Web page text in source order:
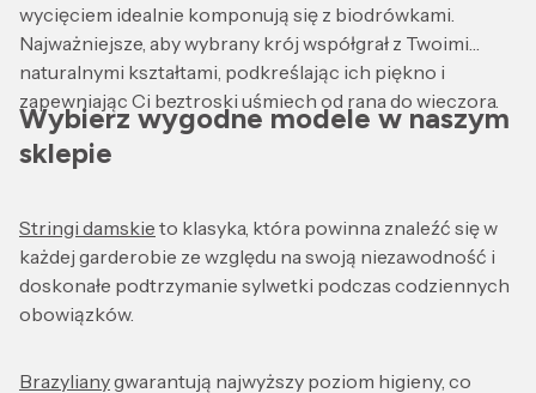
wycięciem idealnie komponują się z biodrówkami.
Najważniejsze, aby wybrany krój współgrał z Twoimi
naturalnymi kształtami, podkreślając ich piękno i
zapewniając Ci beztroski uśmiech od rana do wieczora.
Wybierz wygodne modele w naszym
sklepie
Stringi damskie to klasyka, która powinna znaleźć się w
każdej garderobie ze względu na swoją niezawodność i
doskonałe podtrzymanie sylwetki podczas codziennych
obowiązków.
Brazylianygwarantują najwyższy poziom higieny, co